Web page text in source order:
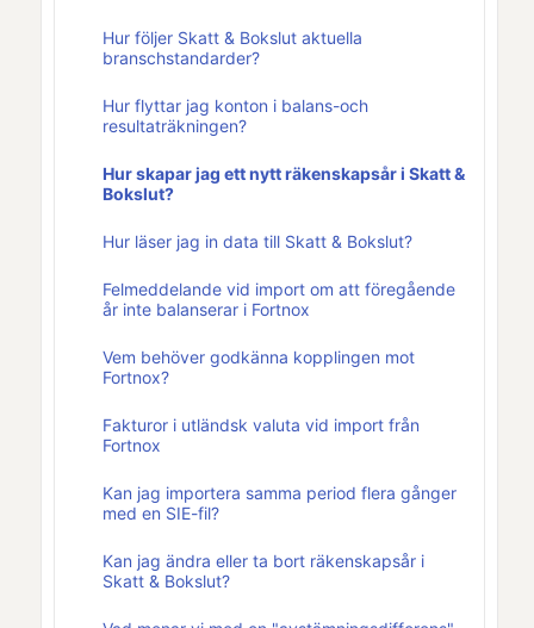
Hur följer Skatt & Bokslut aktuella
branschstandarder?
Hur flyttar jag konton i balans-och
resultaträkningen?
Hur skapar jag ett nytt räkenskapsår i Skatt &
Bokslut?
Hur läser jag in data till Skatt & Bokslut?
Felmeddelande vid import om att föregående
år inte balanserar i Fortnox
Vem behöver godkänna kopplingen mot
Fortnox?
Fakturor i utländsk valuta vid import från
Fortnox
Kan jag importera samma period flera gånger
med en SIE-fil?
Kan jag ändra eller ta bort räkenskapsår i
Skatt & Bokslut?